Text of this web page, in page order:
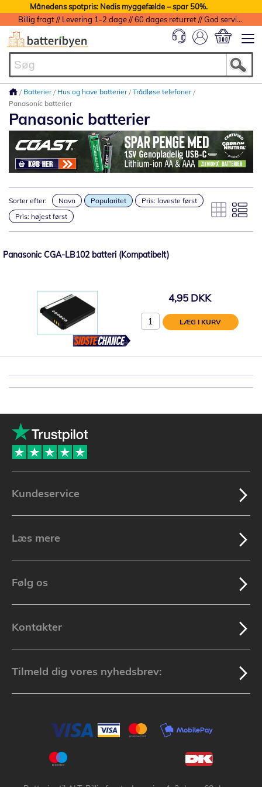
Månedens spotpris: Nedis myggefælde – spar 50%.
Billig fragt // Levering 1-2 dage // 60 dages returret // God service med garanti
Batterier Hus og have batterier Trådløse telefoner
Panasonic batterier
Panasonic batterier
Sorter efter: Navn Popularitet
Pris: laveste først
Pris: højest først
Panasonic CGA-LB102 batteri (Kompatibelt)
4,95 DKK
LÆG I KURV
Kundeservice
Læs mere
Følg os
Kontakter
Tilmeld dig vores nyhedsbrev: